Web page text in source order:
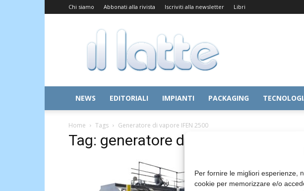
Per fornire le migliori esperienze,
cookie per memorizzare e/o
Chi siamo Abbonati alla rivista Iscriviti alla newsletter Libri
Il
Latte
NEWS EDITORIALI IMPIANTI PACKAGING
Home Tags Generatore di vapore IFEN 2500
Tag: generatore di vapore IFEN 2500